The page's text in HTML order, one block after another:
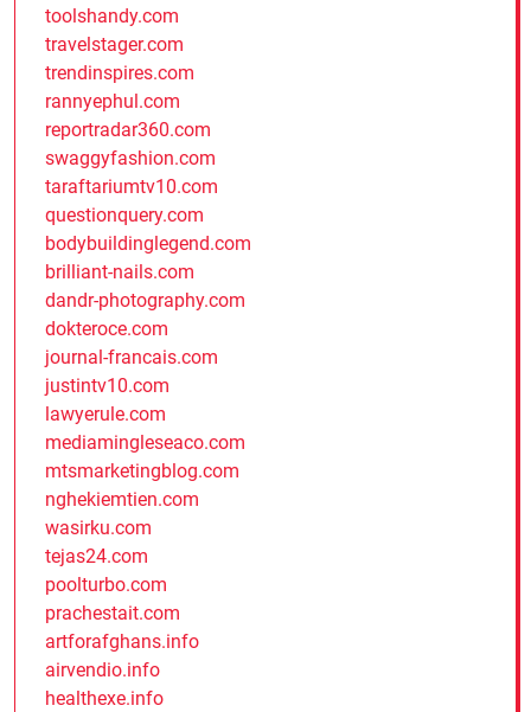
toolshandy.com
travelstager.com
trendinspires.com
rannyephul.com
reportradar360.com
swaggyfashion.com
taraftariumtv10.com
questionquery.com
bodybuildinglegend.com
brilliant-nails.com
dandr-photography.com
dokteroce.com
journal-francais.com
justintv10.com
lawyerule.com
mediamingleseaco.com
mtsmarketingblog.com
nghekiemtien.com
wasirku.com
tejas24.com
poolturbo.com
prachestait.com
artforafghans.info
airvendio.info
healthexe.info